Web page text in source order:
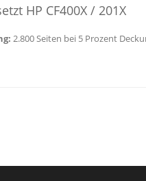
HP CF400X / 201X
2.800 Seiten bei 5 Prozent